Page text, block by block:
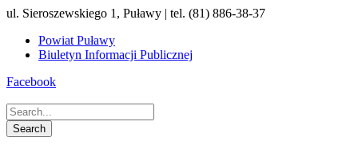
ul. Sieroszewskiego 1, Puławy | tel. (81) 886-38-37
Powiat Puławy
Biuletyn Informacji Publicznej
Facebook